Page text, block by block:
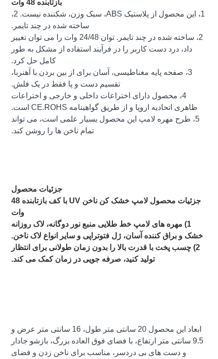
بازتابنده 48 وات
1، این محصول از پلاستیک ABS، سبک وزن، شکننده نیست. 2،
ساخته شده در چند تایمر.
2، ساخته شده در چند تایمر. توان 24/48 وات را می توان تغییر
داد، درد دست کاربر را در فرآیند استفاده از مشکل به طور
کامل حل کرد.
3، صفحه پایه مغناطیسی، آسان برای از بین بردن با آهنربا،
تقسیم دست و پا فقط در یک فلش.
4، محصول دارای اختراعات داخلی و خارجی و اختراعات
ظاهری اتحادیه اروپا و از طریق گواهینامه CE.ROHS است.
5، طرح مهره لامپ این محصول بسیار علمی است، می تواند
تمام ناخن ها را روشن کند.
جزئیات محصول
جزئیات محصول لامپ خشک کن ناخن UV با کف بازتابنده 48
وات
1) مهره های لامپ خط طلایی منبع نور دوگانه، لاک روزانه
خشک و براق کننده آسان، ژل فتوتراپی و سایر انواع لاک ناخن.
2) چسب پخت با قدرت بالا را بدون زمان طولانی برای انتظار
تولید کنید، صرفه جویی در زمان کمک می کند.
ابعاد این محصول 20 سانتی متر طول، 16 سانتی متر عرض و
9.5 سانتی متر ارتفاع، با فضای فوق العاده بزرگ، بازشو جادار
و دست های بی دردسر، مناسب برای ناخن زدن و فضای